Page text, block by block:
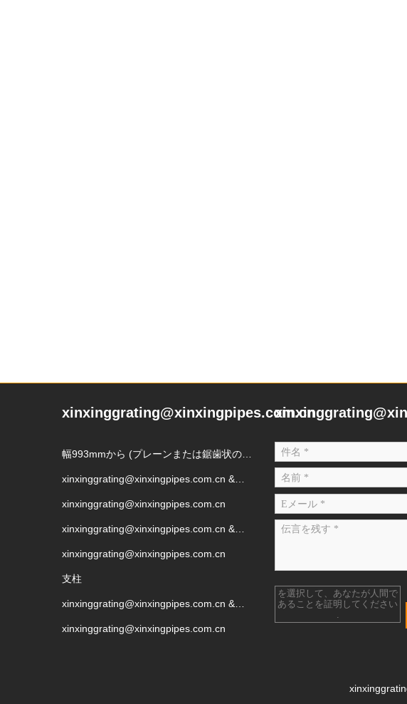
xinxinggrating@xinxingpipes.com.cn
幅993mmから (プレーンまたは鋸歯状の表
面で、表面処理は亜鉛メッキまたは未処理
にすることができます)
xinxinggrating@xinxingpipes.com.cn &
xinxinggrating@xinxingpipes.com.cn
xinxinggrating@xinxingpipes.com.cn
xinxinggrating@xinxingpipes.com.cn &
xinxinggrating@xinxingpipes.com.cn
xinxinggrating@xinxingpipes.com.cn
支柱
xinxinggrating@xinxingpipes.com.cn &
xinxinggrating@xinxingpipes.com.cn
xinxinggrating@xinxingpipes.com.cn
を選択して、あなたが人間で
あることを証明してください
.